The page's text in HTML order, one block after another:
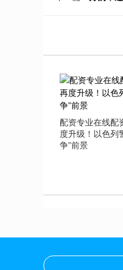
配资专业在线配
度升级！以色列
争”前景